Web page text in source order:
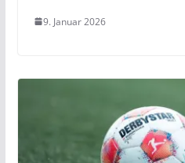
9. Januar 2026